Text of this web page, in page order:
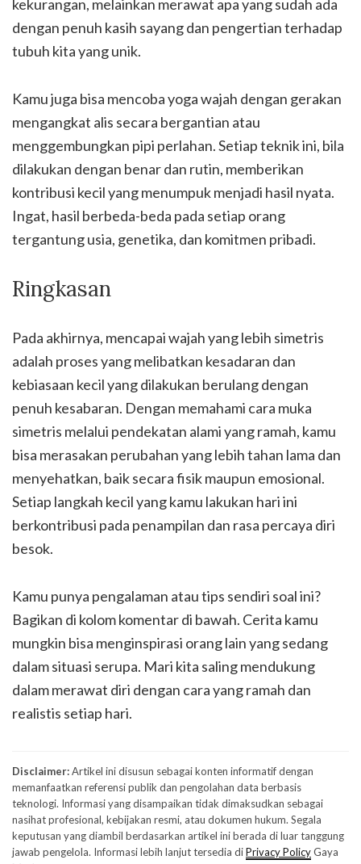
kekurangan, melainkan merawat apa yang sudah ada
dengan penuh kasih sayang dan pengertian terhadap
tubuh kita yang unik.
Kamu juga bisa mencoba yoga wajah dengan gerakan
mengangkat alis secara bergantian atau
menggembungkan pipi perlahan. Setiap teknik ini, bila
dilakukan dengan benar dan rutin, memberikan
kontribusi kecil yang menumpuk menjadi hasil nyata.
Ingat, hasil berbeda-beda pada setiap orang
tergantung usia, genetika, dan komitmen pribadi.
Ringkasan
Pada akhirnya, mencapai wajah yang lebih simetris
adalah proses yang melibatkan kesadaran dan
kebiasaan kecil yang dilakukan berulang dengan
penuh kesabaran. Dengan memahami cara muka
simetris melalui pendekatan alami yang ramah, kamu
bisa merasakan perubahan yang lebih tahan lama dan
menyehatkan, baik secara fisik maupun emosional.
Setiap langkah kecil yang kamu lakukan hari ini
berkontribusi pada penampilan dan rasa percaya diri
besok.
Kamu punya pengalaman atau tips sendiri soal ini?
Bagikan di kolom komentar di bawah. Cerita kamu
mungkin bisa menginspirasi orang lain yang sedang
dalam situasi serupa. Mari kita saling mendukung
dalam merawat diri dengan cara yang ramah dan
realistis setiap hari.
Disclaimer:Artikel ini disusun sebagai konten informatif dengan
memanfaatkan referensi publik dan pengolahan data berbasis
teknologi. Informasi yang disampaikan tidak dimaksudkan sebagai
nasihat profesional, kebijakan resmi, atau dokumen hukum. Segala
keputusan yang diambil berdasarkan artikel ini berada di luar tanggung
jawab pengelola. Informasi lebih lanjut tersedia diPrivacy PolicyGaya